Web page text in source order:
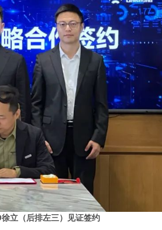
立（后排左三）见证签约